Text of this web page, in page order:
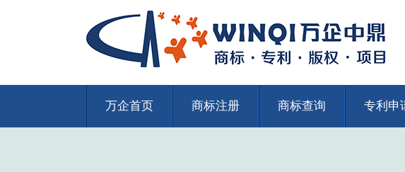
万企首页 商标注册 商标查询 专利申